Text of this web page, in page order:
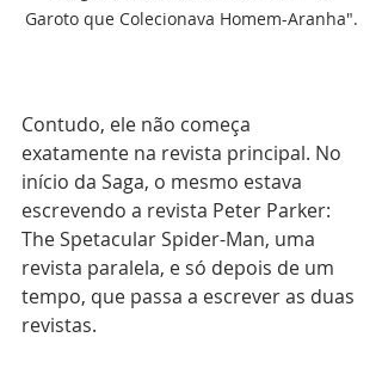
Garoto que Colecionava Homem-Aranha".
Contudo, ele não começa
exatamente na revista principal. No
início da Saga, o mesmo estava
escrevendo a revista Peter Parker:
The Spetacular Spider-Man, uma
revista paralela, e só depois de um
tempo, que passa a escrever as duas
revistas.